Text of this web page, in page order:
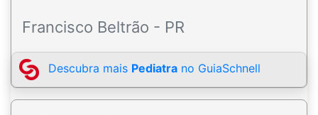
Francisco Beltrão - PR
Descubra mais Pediatra no GuiaSchnell